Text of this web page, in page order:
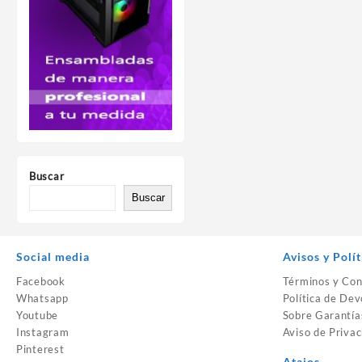
Buscar
Buscar
Social media
Facebook
Whatsapp
Youtube
Instagram
Pinterest
Avisos y
Términos y
Política de
Sobre
Aviso de